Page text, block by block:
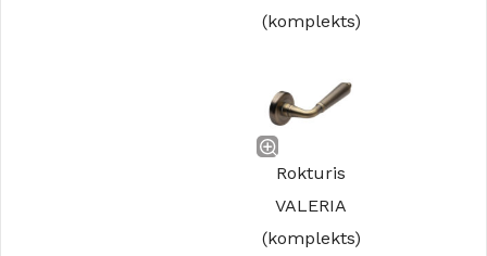
(komplekts)
Rokturis
VALERIA
(komplekts)